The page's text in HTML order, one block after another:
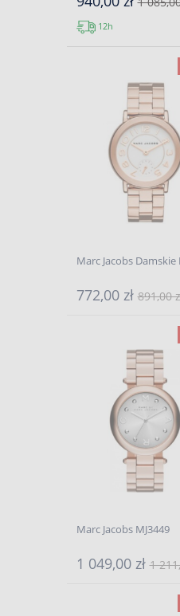
12h
Marc Jacobs Damskie
772,00 zł891,00
Marc Jacobs MJ3449
1 049,00 zł1